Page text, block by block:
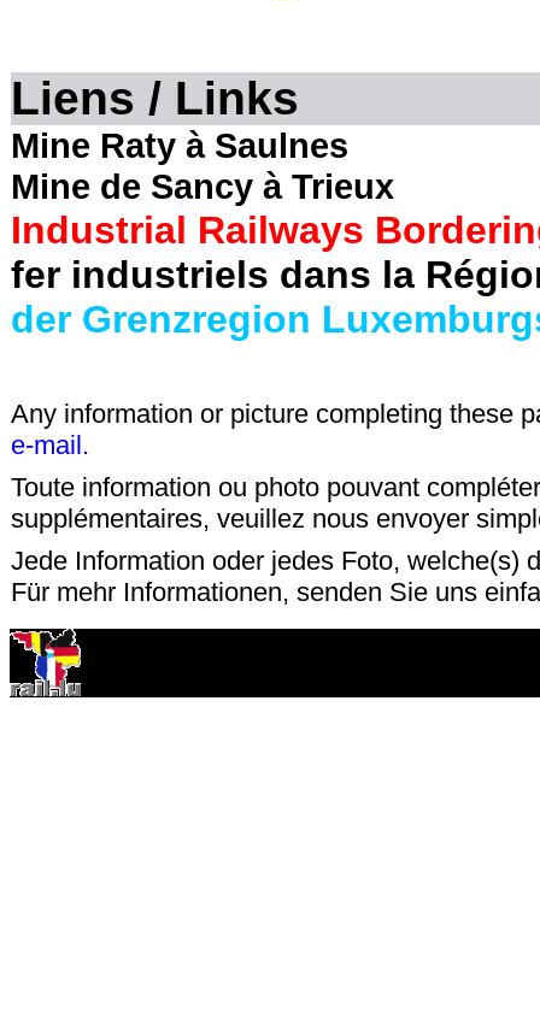
Liens / Links
Mine Raty à Saulnes
Mine de Sancy à Trieux
Industrial Railways
fer industriels dans la
der Grenzregion
Any information or picture completing these
e-mail.
Toute information ou photo pouvant
supplémentaires, veuillez nous envoyer
Jede Information oder jedes Foto, welche(s)
Für mehr Informationen, senden Sie uns